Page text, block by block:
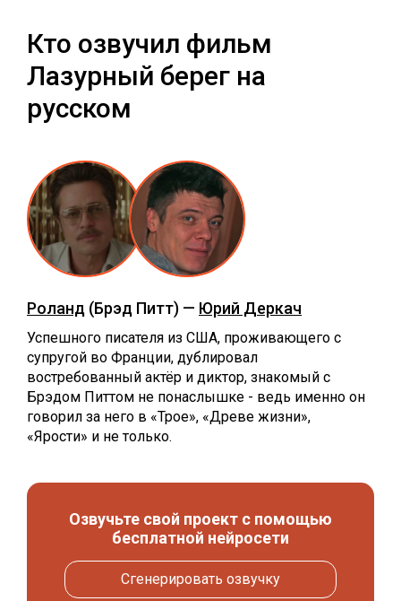
Кто озвучил фильм
Лазурный берег на
русском
Роланд (Брэд Питт) — Юрий Деркач
Успешного писателя из США, проживающего с
супругой во Франции, дублировал
востребованный актёр и диктор, знакомый с
Брэдом Питтом не понаслышке - ведь именно он
говорил за него в «Трое», «Древе жизни»,
«Ярости» и не только.
Озвучьте свой проект с помощью
бесплатной нейросети
Сгенерировать озвучку